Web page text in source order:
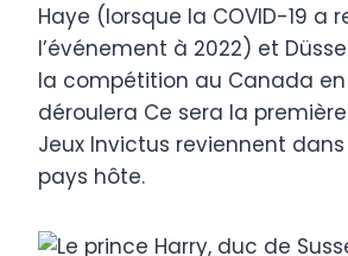
Haye (lorsque la COVID-19 a
l’événement à 2022) et
la compétition au Canada en
déroulera Ce sera la
Jeux Invictus reviennent
pays hôte.